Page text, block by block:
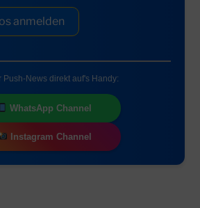
anmelden
Push-News direkt auf's Handy:
WhatsApp Channel
Instagram Channel